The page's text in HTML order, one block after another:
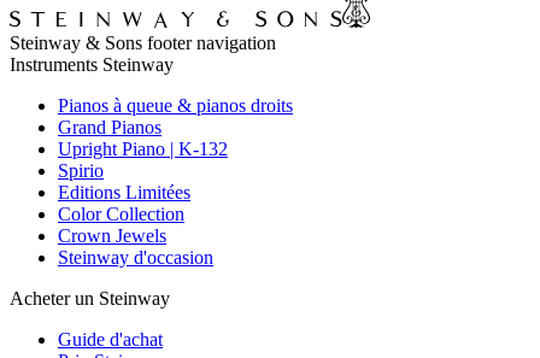
Steinway & Sons footer navigation
Instruments Steinway
Pianos à queue & pianos droits
Grand Pianos
Upright Piano | K-132
Spirio
Editions Limitées
Color Collection
Crown Jewels
Steinway d'occasion
Acheter un Steinway
Guide d'achat